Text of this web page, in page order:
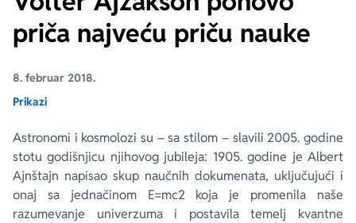
priča najveću priču nauke
8. februar 2018.
Prikazi
Astronomi i kosmolozi su – sa stilom – slavili 2005. godine
stotu godišnjicu njihovog jubileja: 1905. godine je Albert
Ajnštajn napisao skup naučnih dokumenata, uključujući i
onaj sa jednačinom E=mc2 koja je promenila naše
razumevanje univerzuma i postavila temelj kvantne
Ekranizovane knjige
Za poklon
E-knjige
Autori
Poezija
Lični razvoj i popularna psihologija
Biografija
Bojan Ljubenović
Dejan Tiago-Stanković
Milica Jakovljević Mir-Jam
Peter Handke
Harlan Koben
Elif Šafak